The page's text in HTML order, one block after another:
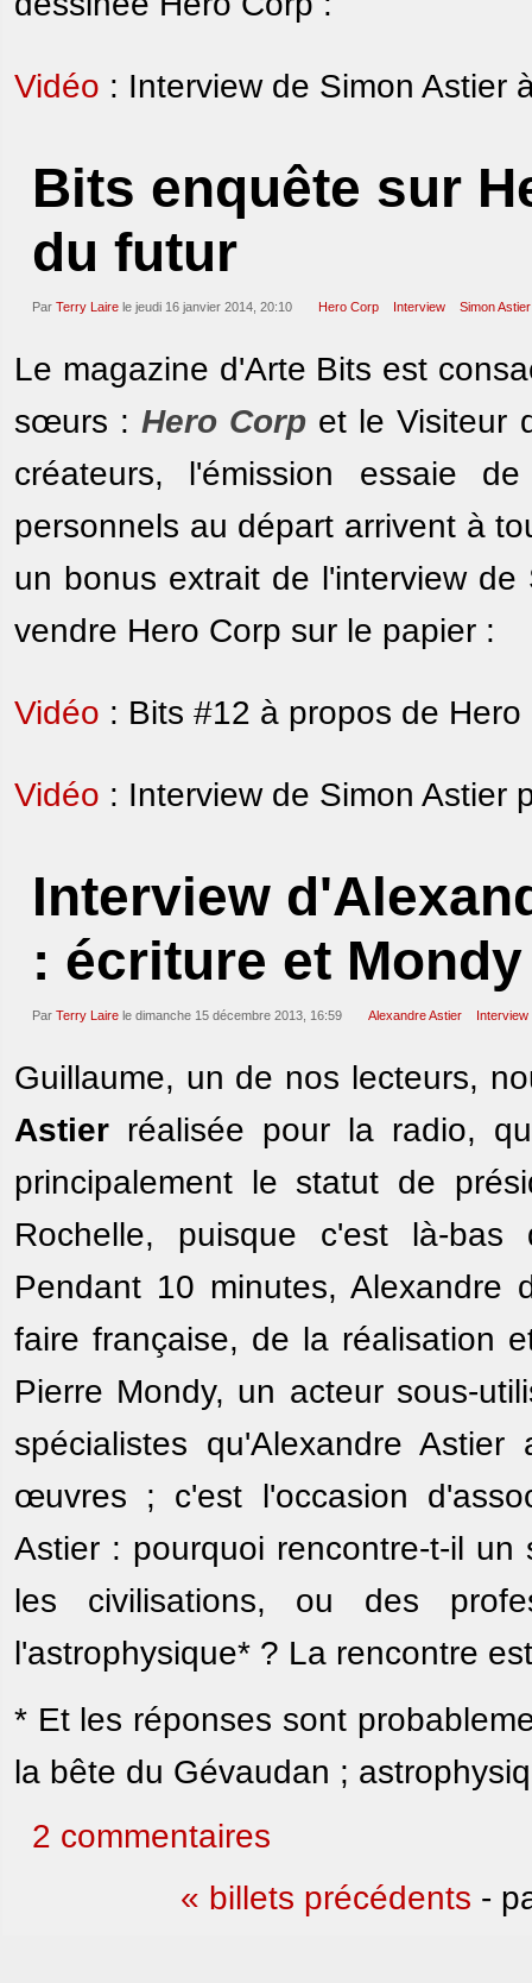
Vidéo : Interview de Simon Astier
Bits enquête sur
du futur
Par Terry Laire le jeudi 16 janvier 2014, 20:10 Hero Corp Interview Simon Astier
Le magazine d'Arte Bits est
sœurs :Hero Corp et le Visiteur
créateurs, l'émission essaie
personnels au départ arrivent à
un bonus extrait de l'interview
vendre Hero Corp sur le papier :
Vidéo : Bits #12 à propos de
Vidéo : Interview de Simon Astier
Interview
: écriture et Mondy
Par Terry Laire le dimanche 15 décembre 2013, 16:59 Alexandre Astier Interview
Guillaume, un de nos lecteurs,
Astier réalisée pour la radio,
principalement le statut de
Rochelle, puisque c'est là-
Pendant 10 minutes,
faire française, de la réalisation
Pierre Mondy, un acteur sous-
spécialistes qu'Alexandre
œuvres ; c'est l'occasion
Astier : pourquoi rencontre-t-il
les civilisations, ou des
l'astrophysique* ? La rencontre
* Et les réponses sont
la bête du Gévaudan ;
2 commentaires
« billets précédents -